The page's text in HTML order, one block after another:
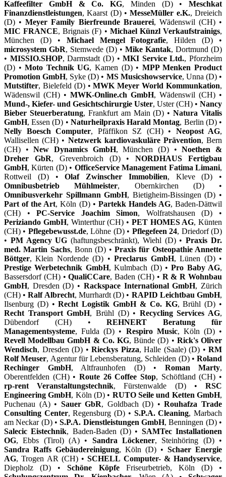
Kaffeefilter GmbH & Co. KG, Minden (D) • Meschkat
Finanzdienstleistungen, Kaarst (D) •MesseMüller e.K., Dreieich
(D) •Meyer Family Bierfreunde Brauerei, Wädenswil (CH) •
MIC FRANCE, Brignais (F) • Michael Künzl Verkaufstrainigs,
München (D) • Michael Mengel Fotografie, Hilden (D) •
microsystem GbR, Stemwede (D) • Mike Kantak, Dortmund (D)
• MISSIO.SHOP, Darmstadt (D) •MKI Service Ltd., Pforzheim
(D) •Moto Technik UG, Kamen (D) • MPP Menken Product
Promotion GmbH, Syke (D) • MS Musicshowservice, Unna (D) •
Mutstifter, Bielefeld (D) •MWK Meyer World Kommunkation,
Wädenswil (CH) • MWK-Online.ch GmbH, Wädenswil (CH) •
Mund-, Kiefer- und Gesichtschirurgie Uster, Uster (CH) • Nancy
Bieber Steuerberatung, Frankfurt am Main (D) •Natura Vitalis
GmbH, Essen (D) • Naturheilpraxis Harald Montag, Berlin (D) •
Nelly Boesch Computer, Pfäffikon SZ (CH) • Neopost AG,
Wallisellen (CH) • Netzwerk kardiovaskuläre Prävention, Bern
(CH) •New Dynamics GmbH, München (D) •Noethen &
Dreher GbR, Grevenbroich (D) •NORDHAUS Fertigbau
GmbH, Kürten (D) • OfficeService Management Fatima Limani,
Rottweil (D) •Olaf Zwinscher Immobilien, Kleve (D) •
Omnibusbetrieb Mühlmeister, Obernkirchen (D) •
Omnibusverkehr Spillmann GmbH, Bietigheim-Bissingen (D) •
Part of the Art, Köln (D) • Partekk Handels AG, Baden-Dättwil
(CH) •PC-Service Joachim Simon, Wolfratshausen (D) •
Periziando GmbH, Winterthur (CH) • PET HOMES AG, Künten
(CH) • Pflegebewusst.de, Löhne (D) • Pflegefeen 24, Driedorf (D)
• PM Agency UG (haftungsbeschränkt), Wiehl (D) •Praxis Dr.
med. Martin Sachs, Bonn (D) •Praxis für Osteopathie Annette
Böttger, Klein Nordende (D) •Preclarus GmbH, Lünen (D) •
Prestige Werbetechnik GmbH, Kulmbach (D) •Pro Baby AG,
Bassersdorf (CH) •QualiCCare, Baden (CH) • R & R Wohnbau
GmbH, Dresden (D) • Rackspace International GmbH, Zürich
(CH) •Ralf Albrecht, Murrhardt (D) • RAPID Leichtbau GmbH,
Ilsenburg (D) •Recht Logistik GmbH & Co. KG, Brühl (D) •
Recht Transport GmbH, Brühl (D) • Recycling Services AG,
Dübendorf (CH) •REHNERT Beratung für
Managementsysteme, Fulda (D) • Respiro Music, Köln (D) •
Revell Modellbau GmbH & Co. KG, Bünde (D) • Rick's Oliver
Wendisch, Dresden (D) • Rieckys Pizza, Halle (Saale) (D) • RM
Rolf Meuser, Agentur für Lebensberatung, Schleiden (D) • Roland
Rechinger GmbH, Altfraunhofen (D) • Roman Marty,
Oberentfelden (CH) • Route 26 Coffee Stop, Schöftland (CH) •
rp-rent Veranstaltungstechnik, Fürstenwalde (D) •RSC
Engineering GmbH, Köln (D) • RUTO Seile und Ketten GmbH,
Puchenau (A) • Sauer GbR, Goldbach (D) •Rouhafza Trade
Consulting Center, Regensburg (D) • S.P.A. Cleaning, Marbach
am Neckar (D) •S.P.A. Dienstleistungen GmbH, Benningen (D) •
Salecic Eistechnik, Baden-Baden (D) • SAMTec Installationen
OG, Ebbs (Tirol) (A) • Sandra Löckener, Steinhöring (D) •
Sandra Raffs Gebäudereinigung, Köln (D) • Schaer Energie
AG, Trogen AR (CH) •SCHELL Computer- & Handyservice,
Diepholz (D) •Schöne Köpfe Friseurbetrieb, Köln (D) •